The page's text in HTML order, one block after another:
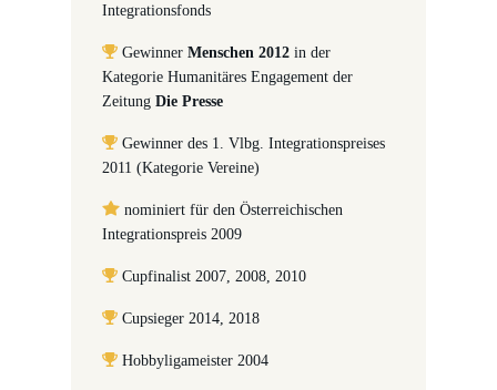
Integrationsfonds
Gewinner Menschen 2012in der
Kategorie Humanitäres Engagement der
Zeitung Die Presse
Gewinner des 1. Vlbg. Integrationspreises
2011 (Kategorie Vereine)
nominiert für den Österreichischen
Integrationspreis 2009
Cupfinalist 2007, 2008, 2010
Cupsieger 2014, 2018
Hobbyligameister 2004